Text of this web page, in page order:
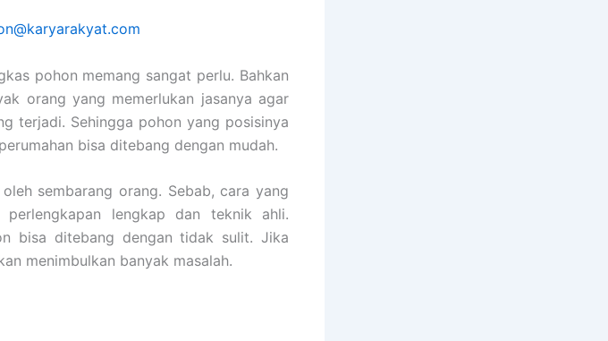
pohon memang sangat perlu. Bahkan
orang yang memerlukan jasanya agar
terjadi. Sehingga pohon yang posisinya
bisa ditebang dengan mudah.
sembarang orang. Sebab, cara yang
perlengkapan lengkap dan teknik ahli.
bisa ditebang dengan tidak sulit. Jika
menimbulkan banyak masalah.